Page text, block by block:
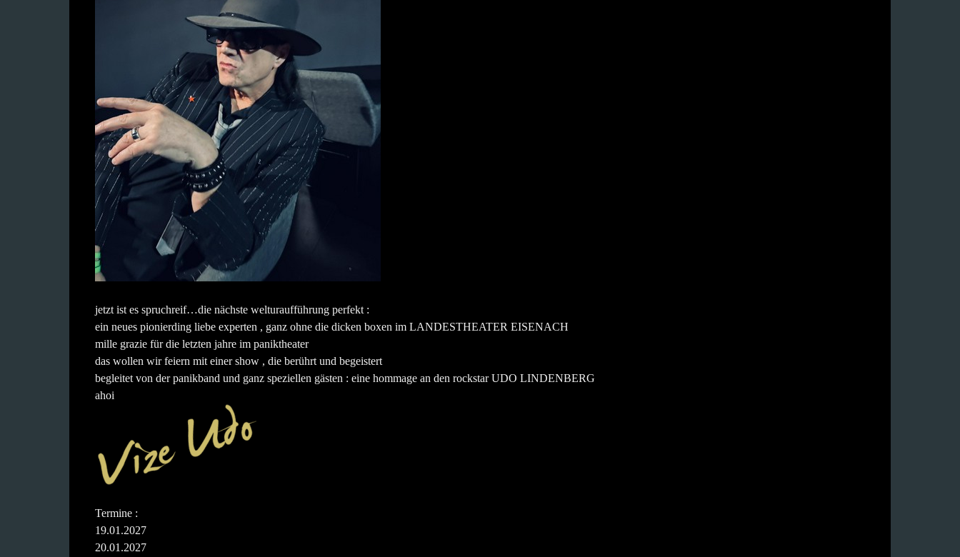
jetzt ist es spruchreif…die nächste welturaufführung perfekt :
ein neues pionierding liebe experten , ganz ohne die dicken boxen im LANDESTHEATER EISENACH
mille grazie für die letzten jahre im paniktheater
das wollen wir feiern mit einer show , die berührt und begeistert
begleitet von der panikband und ganz speziellen gästen : eine hommage an den rockstar UDO LINDENBERG
ahoi
Termine :
19.01.2027
20.01.2027